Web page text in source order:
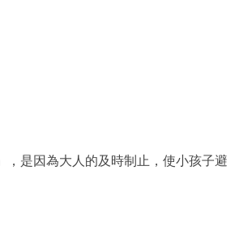
是因為大人的及時制止，使小孩子避